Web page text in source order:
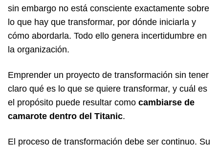
sin embargo no está consciente exactamente sobre
lo que hay que transformar, por dónde iniciarla y
cómo abordarla. Todo ello genera incertidumbre en
la organización.
Emprender un proyecto de transformación sin tener
claro qué es lo que se quiere transformar, y cuál es
el propósito puede resultar como cambiarse de
camarote dentro del Titanic.
El proceso de transformación debe ser continuo. Su